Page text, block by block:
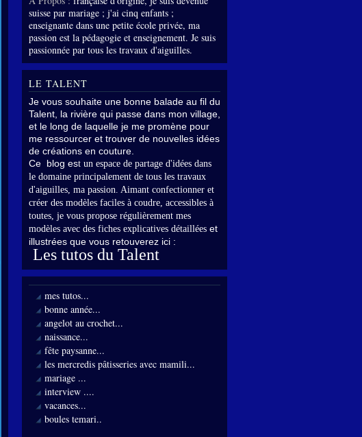
suisse par mariage ; j'ai cinq enfants ;
enseignante dans une petite école privée, ma
passion est la pédagogie et enseignement. Je suis
passionnée par tous les travaux d'aiguilles.
LE TALENT
Je vous souhaite une bonne balade au fil du
Talent, la rivière qui passe dans mon village,
et le long de laquelle je me promène pour
me ressourcer et trouver de nouvelles idées
de créations en couture.
Ce blog est un espace de partage d'idées dans
le domaine principalement de tous les travaux
d'aiguilles, ma passion. Aimant confectionner et
créer des modèles faciles à coudre, accessibles à
toutes, je vous propose régulièrement mes
modèles avec des fiches explicatives détaillées et
illustrées que vous retouverez ici :
Les tutos du Talent
mes tutos...
bonne année...
angelot au crochet...
naissance...
fête paysanne...
les mercredis pâtisseries avec mamili...
mariage ...
interview ....
vacances...
boules temari..